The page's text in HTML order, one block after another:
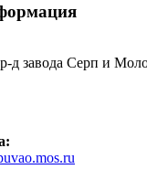
д завода Серп и